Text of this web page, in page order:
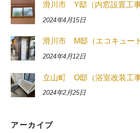
滑川市 Y邸（内窓設置工事
2024年4月15日
滑川市 M邸（エコキュート
2024年4月12日
立山町 O邸（浴室改装工事
2024年2月25日
アーカイブ